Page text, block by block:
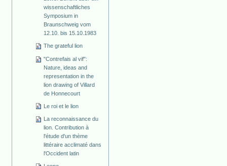
wissenschaftliches
Symposium in
Braunschweig vom
12.10. bis 15.10.1983
The grateful lion
"Contrefais al vif":
Nature, ideas and
representation in the
lion drawing of Villard
de Honnecourt
Le roi et le lion
La reconnaissance du
lion. Contribution à
l'étude d'un thème
littéraire acclimaté dans
l'Occident latin